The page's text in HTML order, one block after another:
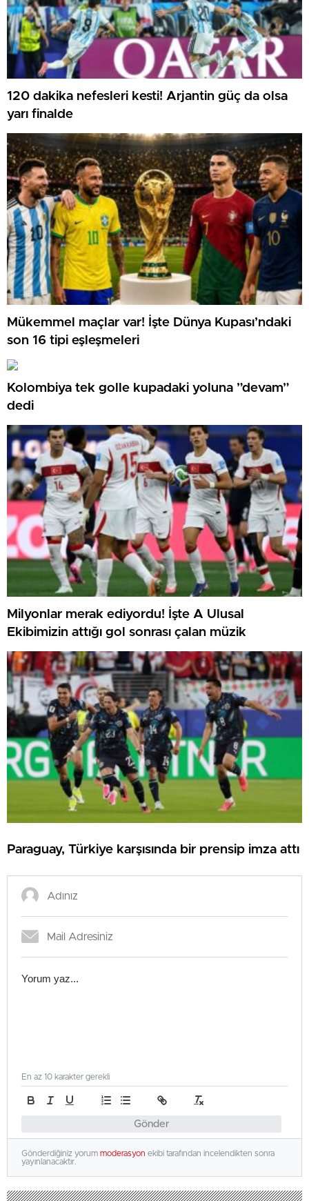
120 dakika nefesleri kesti! Arjantin güç da olsa
yarı finalde
Mükemmel maçlar var! İşte Dünya Kupası’ndaki
son 16 tipi eşleşmeleri
Kolombiya tek golle kupadaki yoluna ”devam”
dedi
Milyonlar merak ediyordu! İşte A Ulusal
Ekibimizin attığı gol sonrası çalan müzik
Paraguay, Türkiye karşısında bir prensip imza attı
Gönder
En az 10 karakter gerekli
Gönderdiğiniz yorum moderasyon ekibi tarafından incelendikten sonra
yayınlanacaktır.